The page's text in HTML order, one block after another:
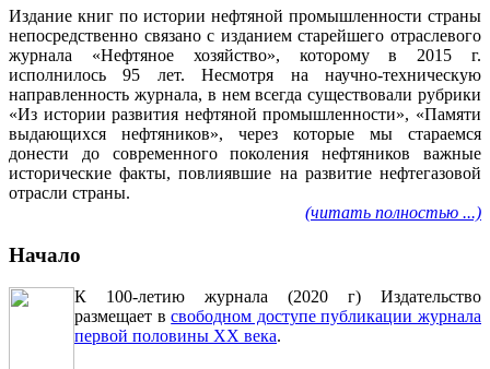
Издание книг по истории нефтяной промышленности страны
непосредственно связано с изданием старейшего отраслевого
журнала «Нефтяное хозяйство», которому в 2015 г.
исполнилось 95 лет. Несмотря на научно-техническую
направленность журнала, в нем всегда существовали рубрики
«Из истории развития нефтяной промышленности», «Памяти
выдающихся нефтяников», через которые мы стараемся
донести до современного поколения нефтяников важные
исторические факты, повлиявшие на развитие нефтегазовой
отрасли страны.
(читать полностью ...)
Начало
К 100-летию журнала (2020 г) Издательство
размещает всвободном доступе публикации журнала
первой половины ХХ века.